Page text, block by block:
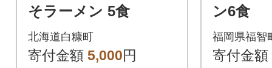
そラーメン 5食
北海道白糠町
寄付金額 5,000円
ン6食
福岡県福智
寄付金額